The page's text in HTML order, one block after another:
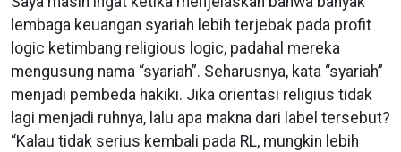
lembaga keuangan syariah lebih terjebak pada profit
logic ketimbang religious logic, padahal mereka
mengusung nama “syariah”. Seharusnya, kata “syariah”
menjadi pembeda hakiki. Jika orientasi religius tidak
lagi menjadi ruhnya, lalu apa makna dari label tersebut?
“Kalau tidak serius kembali pada RL, mungkin lebih